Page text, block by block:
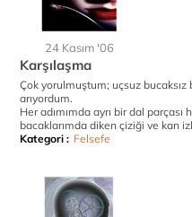
24 Kasım '06
Karşılaşma
Çok yorulmuştum; uçsuz
arıyordum.
Her adımımda ayrı bir dal
bacaklarımda diken çiziği ve kan
Kategori : Felsefe